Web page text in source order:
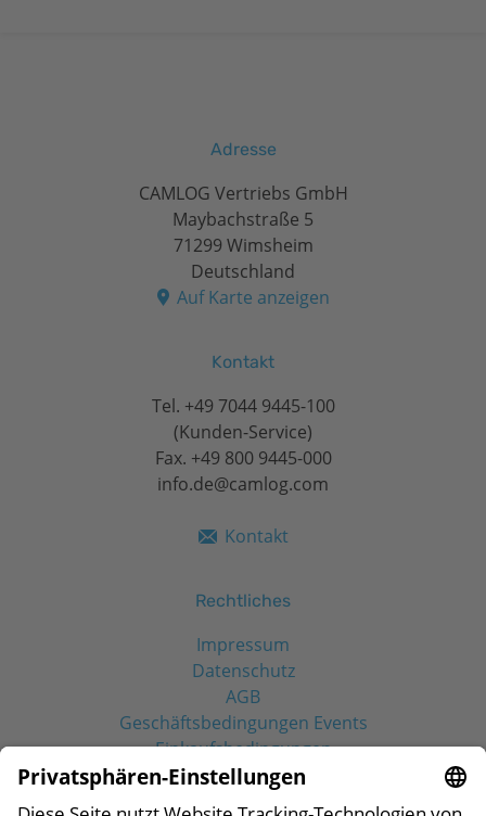
Adresse
CAMLOG Vertriebs GmbH
Maybachstraße 5
71299 Wimsheim
Deutschland
Auf Karte anzeigen
Kontakt
Tel. +49 7044 9445-100
(Kunden-Service)
Fax. +49 800 9445-000
info.de@camlog.com
Kontakt
Rechtliches
Impressum
Datenschutz
AGB
Geschäftsbedingungen Events
Einkaufsbedingungen